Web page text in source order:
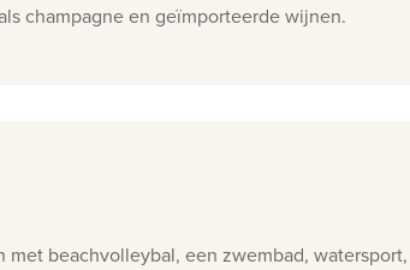
champagne en geïmporteerde wijnen.
beachvolleybal, een zwembad,